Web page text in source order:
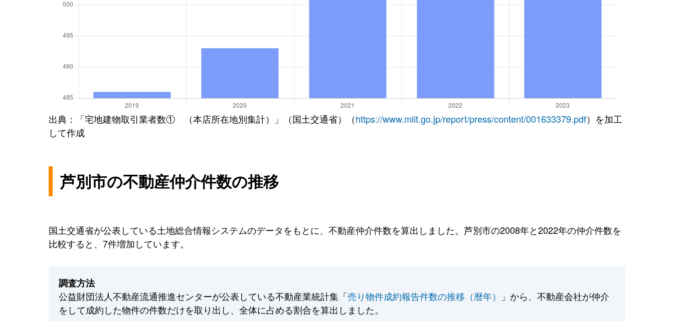
出典：「宅地建物取引業者数① （本店所在地別集計）」（国土交通省）（https://www.mlit.go.jp/report/press/content/001633379.pdf）を加工
して作成
芦別市の不動産仲介件数の推移
国土交通省が公表している土地総合情報システムのデータをもとに、不動産仲介件数を算出しました。芦別市の2008年と2022年の仲介件数を
比較すると、7件増加しています。
調査方法
公益財団法人不動産流通推進センターが公表している不動産業統計集「売り物件成約報告件数の推移（暦年）
」から、不動産会社が仲介
をして成約した物件の件数だけを取り出し、全体に占める割合を算出しました。